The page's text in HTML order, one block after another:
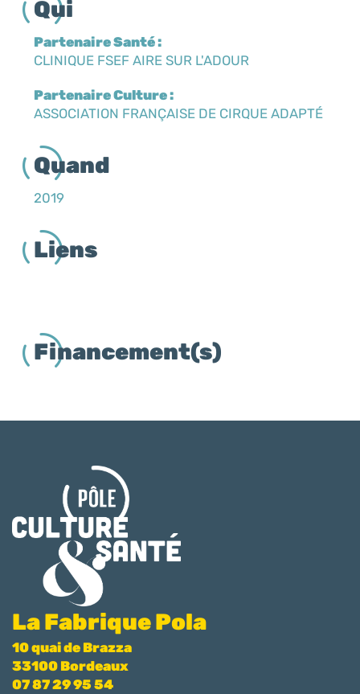
Qui
Partenaire Santé :
CLINIQUE FSEF AIRE SUR L'ADOUR
Partenaire Culture :
ASSOCIATION FRANÇAISE DE CIRQUE ADAPTÉ
Quand
2019
Liens
Financement(s)
La Fabrique Pola
10 quai de Brazza
33100 Bordeaux
07 87 29 95 54